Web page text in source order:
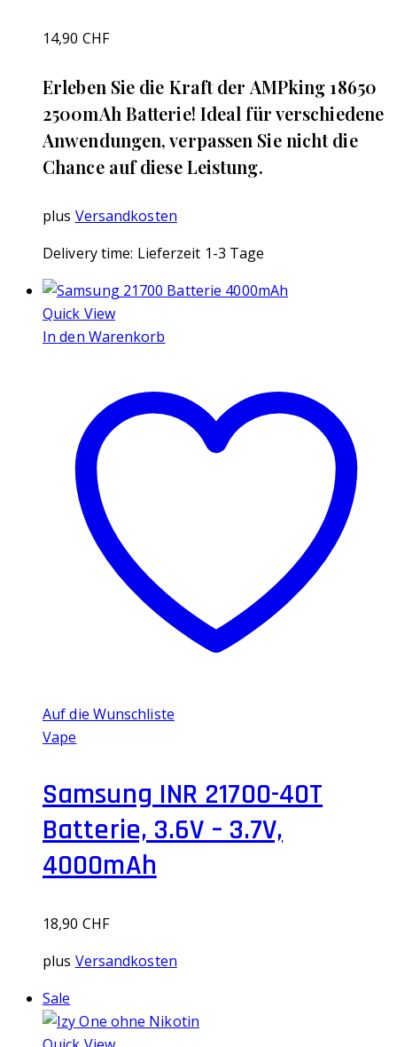
14,90 CHF
Erleben Sie die Kraft der AMPking 18650
2500mAh Batterie! Ideal für verschiedene
Anwendungen, verpassen Sie nicht die
Chance auf diese Leistung.
plus Versandkosten
Delivery time: Lieferzeit 1-3 Tage
Quick View
In den Warenkorb
Auf die Wunschliste
Vape
Samsung INR 21700-40T
Batterie, 3.6V – 3.7V,
4000mAh
18,90 CHF
plus Versandkosten
Sale